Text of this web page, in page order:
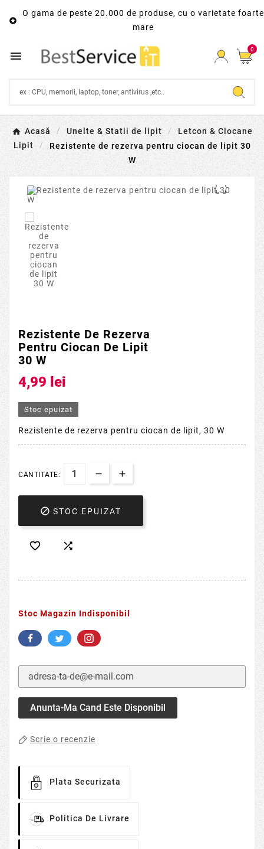

O gama de peste 20.000 de produse, cu o varietate foarte
mare
 0
Acasă Unelte & Statii de lipit
Letcon & Ciocane
Lipit
Rezistente de rezerva pentru ciocan de lipit 30
W

Rezistente De Rezerva
Pentru Ciocan De Lipit
30 W
4,99 lei
Stoc epuizat
Rezistente de rezerva pentru ciocan de lipit, 30 W
CANTITATE:
 STOC EPUIZAT
 
Stoc Magazin Indisponibil
Anunta-Ma Cand Este Disponibil
Scrie o recenzie
Plata Securizata
Politica De Livrare